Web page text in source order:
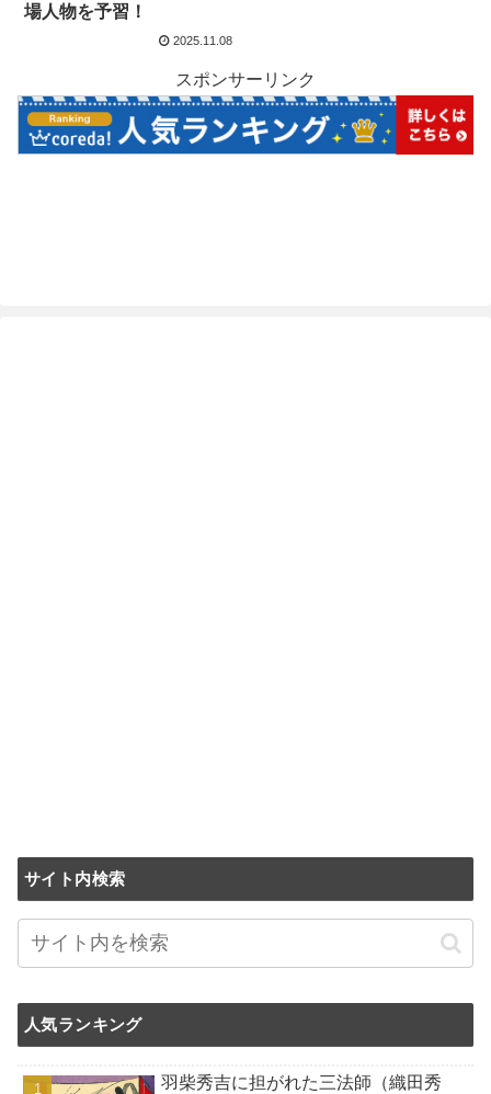
場人物を予習！
2025.11.08
スポンサーリンク
サイト内検索
人気ランキング
羽柴秀吉に担がれた三法師（織田秀